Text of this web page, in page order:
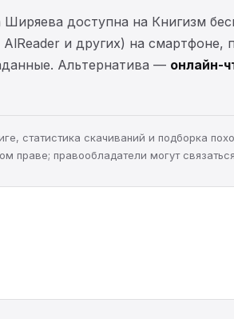
Ширяева доступна на Книгизм
и других) на
Альтернатива — онлайн-
статистика скачиваний и подборка
праве; правообладатели могут